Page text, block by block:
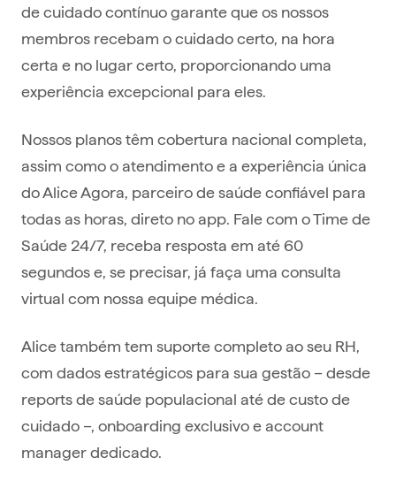
de cuidado contínuo garante que os nossos
membros recebam o cuidado certo, na hora
certa e no lugar certo, proporcionando uma
experiência excepcional para eles.
Nossos planos têm cobertura nacional completa,
assim como o atendimento e a experiência única
do Alice Agora, parceiro de saúde confiável para
todas as horas, direto no app. Fale com o Time de
Saúde 24/7, receba resposta em até 60
segundos e, se precisar, já faça uma consulta
virtual com nossa equipe médica.
Alice também tem suporte completo ao seu RH,
com dados estratégicos para sua gestão – desde
reports de saúde populacional até de custo de
cuidado –, onboarding exclusivo e account
manager dedicado.